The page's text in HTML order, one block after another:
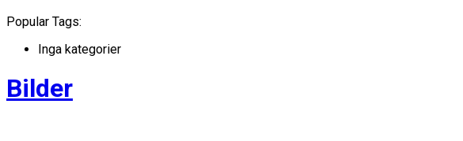
Popular Tags:
Inga kategorier
Bilder